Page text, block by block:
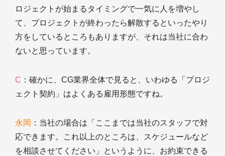
ロジェクトが始まるタイミングで一気に人を増やし
て、プロジェクトが終わったら解散するといったやり
方をしているところもありますが、それは当社に合わ
ないと思っています。
C ：確かに、CG業界全体で見ると、いわゆる「プロジ
ェクト契約」はよくある雇用形態ですね。
永岡 ：当社の場合は「ここまでは当社のスタッフで対
応できます。これ以上のところは、スケジュールなど
を相談させてください」というように、お約束できる